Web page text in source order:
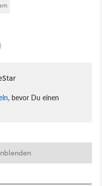
, bevor Du einen